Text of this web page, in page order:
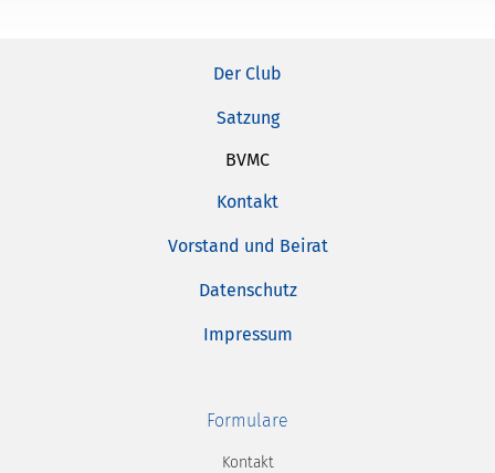
Der Club
Satzung
BVMC
Kontakt
Vorstand und Beirat
Datenschutz
Impressum
Formulare
Kontakt